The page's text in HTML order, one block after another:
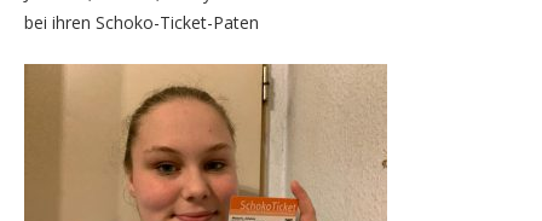
bei ihren Schoko-Ticket-Paten